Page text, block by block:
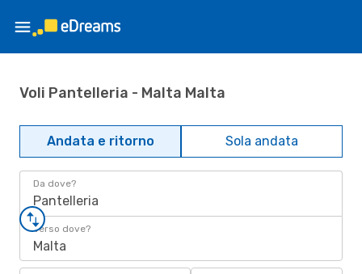
Voli Pantelleria - Malta Malta
Andata e ritorno Sola andata
Da dove?
Pantelleria
Verso dove?
Malta